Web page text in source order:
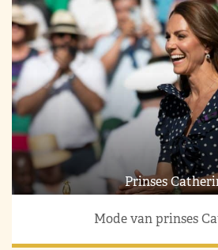
Prinses
Mode van prinses